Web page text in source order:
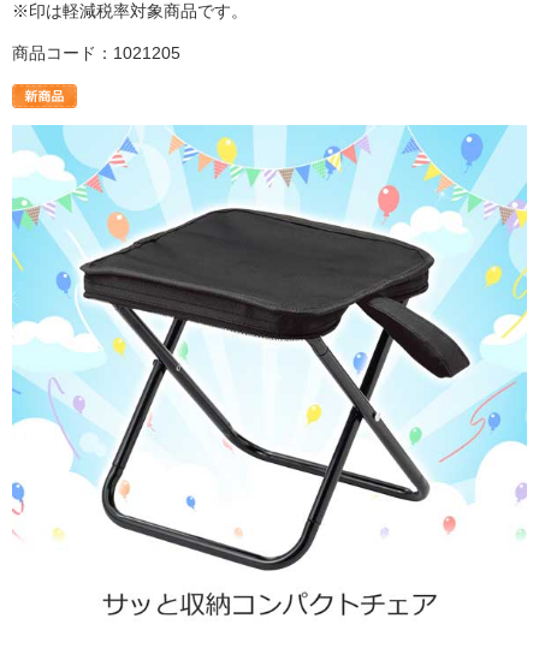
※印は軽減税率対象商品です。
商品コード：1021205